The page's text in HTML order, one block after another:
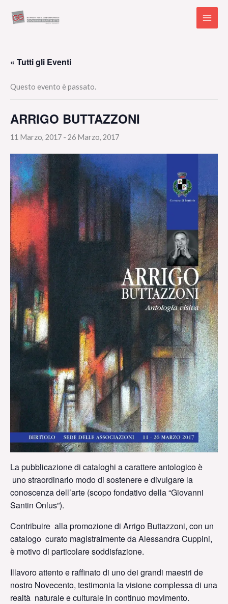
« Tutti gli Eventi
Questo evento è passato.
ARRIGO BUTTAZZONI
11 Marzo, 2017 - 26 Marzo, 2017
La pubblicazione di cataloghi a carattere antologico è
uno straordinario modo di sostenere e divulgare la
conoscenza dell’arte (scopo fondativo della “Giovanni
Santin Onlus”).
Contribuire alla promozione di Arrigo Buttazzoni, con un
catalogo curato magistralmente da Alessandra Cuppini,
è motivo di particolare soddisfazione.
Illavoro attento e raffinato di uno dei grandi maestri de
nostro Novecento, testimonia la visione complessa di una
realtà naturale e culturale in continuo movimento.